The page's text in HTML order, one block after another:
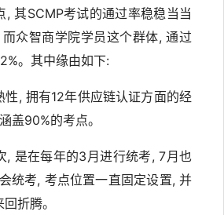
, 其SCMP考试的通过率稳稳当当
众智商学院学员这个群体, 通过
。其中缘由如下:
性, 拥有12年供应链认证方面的经
盖90%的考点。
, 是在每年的3月进行统考, 7月也
统考, 考点位置一直固定设置, 并
折腾。